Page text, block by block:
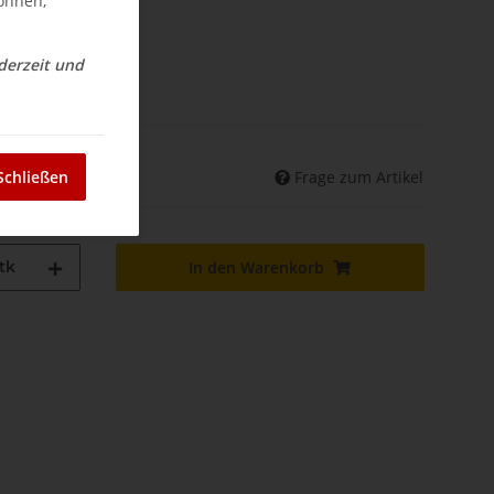
abweichend) Frage zum Artikel
In den Warenkorb
und